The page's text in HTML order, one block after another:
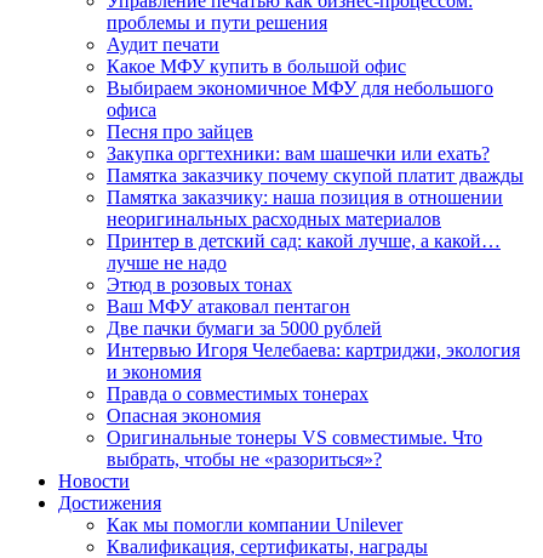
проблемы и пути решения
Аудит печати
Какое МФУ купить в большой офис
Выбираем экономичное МФУ для небольшого
офиса
Песня про зайцев
Закупка оргтехники: вам шашечки или ехать?
Памятка заказчику почему скупой платит дважды
Памятка заказчику: наша позиция в отношении
неоригинальных расходных материалов
Принтер в детский сад: какой лучше, а какой…
лучше не надо
Этюд в розовых тонах
Ваш МФУ атаковал пентагон
Две пачки бумаги за 5000 рублей
Интервью Игоря Челебаева: картриджи, экология
и экономия
Правда о совместимых тонерах
Опасная экономия
Оригинальные тонеры VS совместимые. Что
выбрать, чтобы не «разориться»?
Новости
Достижения
Как мы помогли компании Unilever
Квалификация, сертификаты, награды